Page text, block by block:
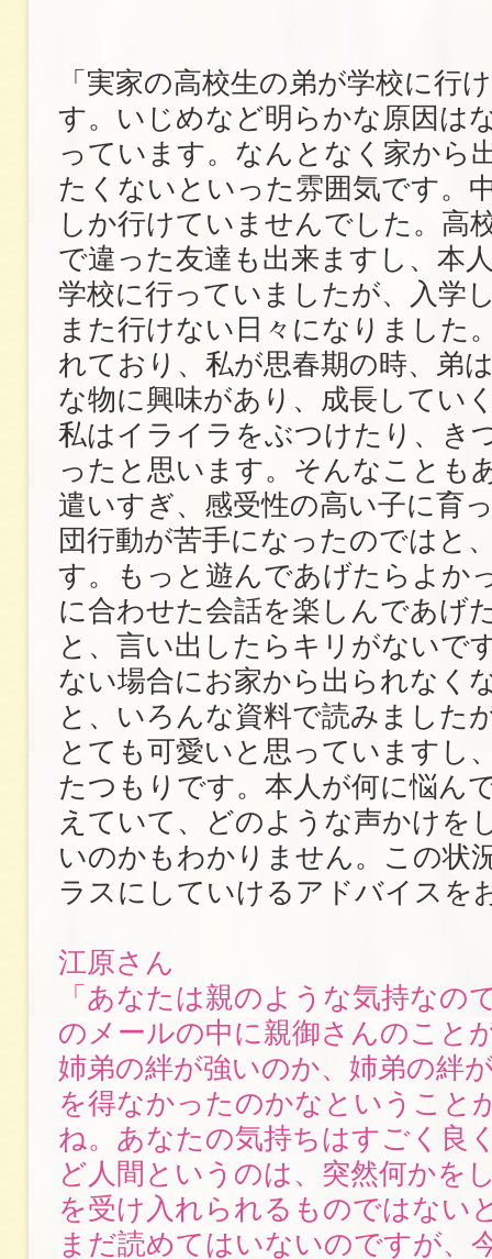
「実家の高校生の弟が学校に行
す。いじめなど明らかな原因は
っています。なんとなく家から
たくないといった雰囲気です。
しか行けていませんでした。高
で違った友達も出来ますし、本
学校に行っていましたが、入学
また行けない日々になりました
れており、私が思春期の時、弟
な物に興味があり、成長してい
私はイライラをぶつけたり、き
ったと思います。そんなことも
遣いすぎ、感受性の高い子に育
団行動が苦手になったのではと
す。もっと遊んであげたらよか
に合わせた会話を楽しんであげ
と、言い出したらキリがないで
ない場合にお家から出られなく
と、いろんな資料で読みました
とても可愛いと思っていますし
たつもりです。本人が何に悩ん
えていて、どのような声かけを
いのかもわかりません。この状
ラスにしていけるアドバイスを
江原さん
「あなたは親のような気持なの
のメールの中に親御さんのこと
姉弟の絆が強いのか、姉弟の絆
を得なかったのかなということ
ね。あなたの気持ちはすごく良
ど人間というのは、突然何かを
を受け入れられるものではない
まだ読めてはいないのですが、